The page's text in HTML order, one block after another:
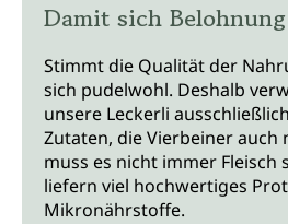
Damit sich
Stimmt die Qualität der
sich pudelwohl. Deshalb
unsere Leckerli
Zutaten, die Vierbeiner auch
muss es nicht immer Fleisch
liefern viel hochwertiges
Mikronährstoffe.